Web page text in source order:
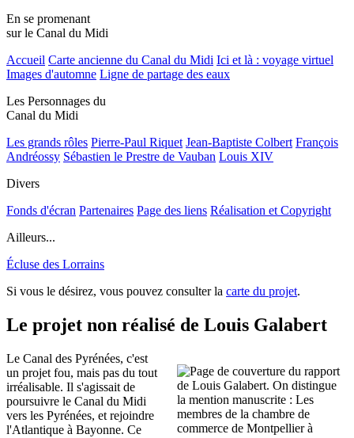
En se promenant
sur le Canal du Midi
Accueil Carte ancienne du Canal du Midi Ici et là : voyage virtuel
Images d'automne Ligne de partage des eaux
Les Personnages du
Canal du Midi
Les grands rôles Pierre-Paul Riquet Jean-Baptiste Colbert François
Andréossy Sébastien le Prestre de Vauban Louis XIV
Divers
Fonds d'écran Partenaires Page des liens Réalisation et Copyright
Ailleurs...
Écluse des Lorrains
Si vous le désirez, vous pouvez consulter la carte du projet.
Le projet non réalisé de Louis Galabert
Le Canal des Pyrénées, c'est
un projet fou, mais pas du tout
irréalisable. Il s'agissait de
poursuivre le Canal du Midi
vers les Pyrénées, et rejoindre
l'Atlantique à Bayonne. Ce